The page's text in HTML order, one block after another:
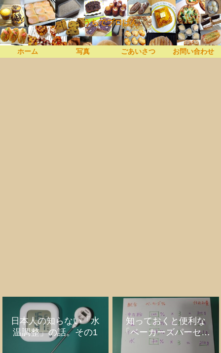
うちでプロぱん
ホーム 写真 ごあいさつ お問い合わせ
日本人の知らない「水
温調整」の話。その1
知っておくと便利な
「ベーカーズパーセン
ト」の話